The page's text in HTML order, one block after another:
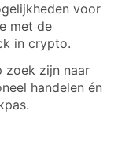
voor
met de
in crypto.
zoek zijn naar
handelen én